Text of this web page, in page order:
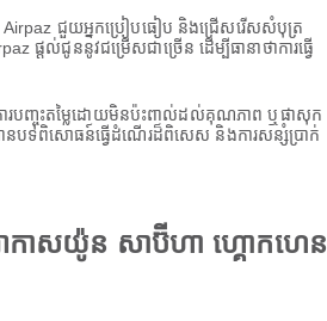
Airpaz ជួយអ្នកប្រៀបធៀប និងជ្រើសរើសសំបុត្រ
ល់ជូននូវជម្រើសជាច្រើន ដើម្បីធានាថាការធ្វើ
ការបញ្ចុះតម្លៃដោយមិនប៉ះពាល់ដល់គុណភាព ឬផាសុក
នបទពិសោធន៍ធ្វើដំណើរដ៏ពិសេស និងការសន្សំប្រាក់
កាសយ៉ូន សាប៊ីហា ហ្គោកហេន